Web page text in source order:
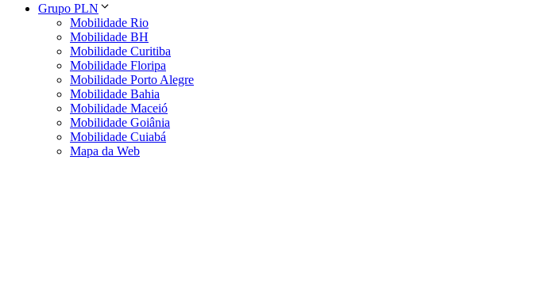
Grupo PLN
Mobilidade Rio
Mobilidade BH
Mobilidade Curitiba
Mobilidade Floripa
Mobilidade Porto Alegre
Mobilidade Bahia
Mobilidade Maceió
Mobilidade Goiânia
Mobilidade Cuiabá
Mapa da Web